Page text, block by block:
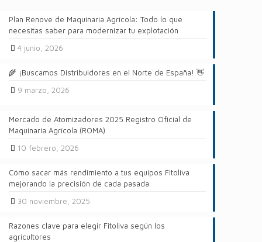
Plan Renove de Maquinaria Agrícola: Todo lo que
necesitas saber para modernizar tu explotación
4 junio, 2026
🌾 ¡Buscamos Distribuidores en el Norte de España! 👋
9 marzo, 2026
Mercado de Atomizadores 2025 Registro Oficial de
Maquinaria Agrícola (ROMA)
10 febrero, 2026
Cómo sacar más rendimiento a tus equipos Fitoliva
mejorando la precisión de cada pasada
30 noviembre, 2025
Razones clave para elegir Fitoliva según los
agricultores